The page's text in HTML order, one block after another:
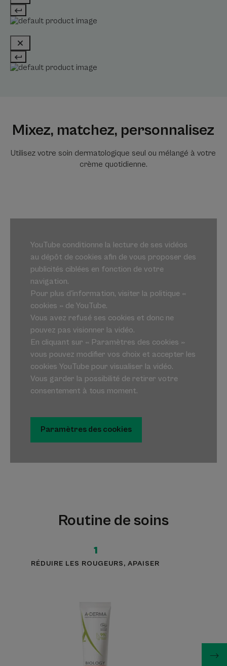
Mixez, matchez, personnalisez
Utilisez votre soin dermatologique seul ou mélangé à votre
crème quotidienne.
YouTube conditionne la lecture de ses vidéos
au dépôt de cookies afin de vous proposer des
publicités ciblées en fonction de votre
navigation.
Pour plus d'information, visiter la politique «
cookies » de YouTube.
Vous avez refusé ses cookies et donc ne
pouvez pas visionner la vidéo.
En cliquant sur « Paramètres des cookies »
vous pouvez modifier vos choix et accepter les
cookies YouTube pour visualiser la vidéo.
Vous garder la possibilité de retirer votre
consentement à tous moment.
Paramètres des cookies
Routine de soins
1
Soin
RÉDUIRE LES ROUGEURS, APAISER